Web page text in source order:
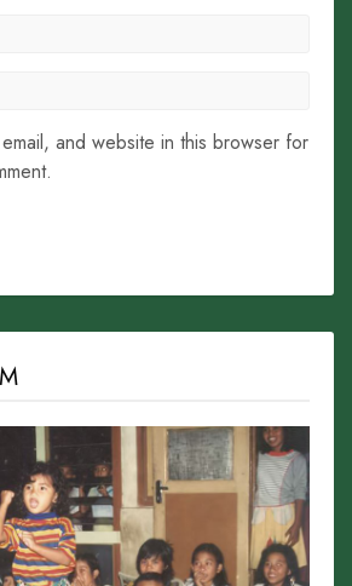
and website in this browser for